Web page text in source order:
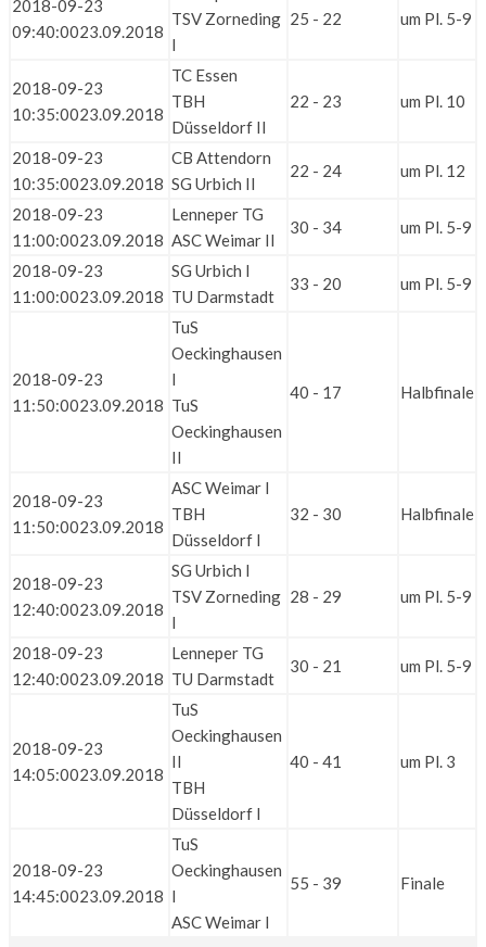
2018-09-23
09:40:0023.09.2018
TSV Zorneding
I
25 - 22 um Pl. 5-9
2018-09-23
10:35:0023.09.2018
TC Essen
TBH
Düsseldorf II
22 - 23 um Pl. 10
2018-09-23
10:35:0023.09.2018
CB Attendorn
SG Urbich II
22 - 24 um Pl. 12
2018-09-23
11:00:0023.09.2018
Lenneper TG
ASC Weimar II
30 - 34 um Pl. 5-9
2018-09-23
11:00:0023.09.2018
SG Urbich I
TU Darmstadt
33 - 20 um Pl. 5-9
2018-09-23
11:50:0023.09.2018
TuS
Oeckinghausen
I
TuS
Oeckinghausen
II
40 - 17 Halbfinale
2018-09-23
11:50:0023.09.2018
ASC Weimar I
TBH
Düsseldorf I
32 - 30 Halbfinale
2018-09-23
12:40:0023.09.2018
SG Urbich I
TSV Zorneding
I
28 - 29 um Pl. 5-9
2018-09-23
12:40:0023.09.2018
Lenneper TG
TU Darmstadt
30 - 21 um Pl. 5-9
2018-09-23
14:05:0023.09.2018
TuS
Oeckinghausen
II
TBH
Düsseldorf I
40 - 41 um Pl. 3
2018-09-23
14:45:0023.09.2018
TuS
Oeckinghausen
I
ASC Weimar I
55 - 39 Finale